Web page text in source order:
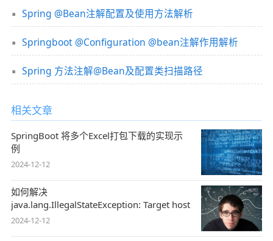
Spring @Bean注解配置及使用方法解析
Springboot @Configuration @bean注解作用解析
Spring 方法注解@Bean及配置类扫描路径
相关文章
SpringBoot 将多个Excel打包下载的实现示
例
2024-12-12
如何解决
java.lang.IllegalStateException: Target host&n
2024-12-12